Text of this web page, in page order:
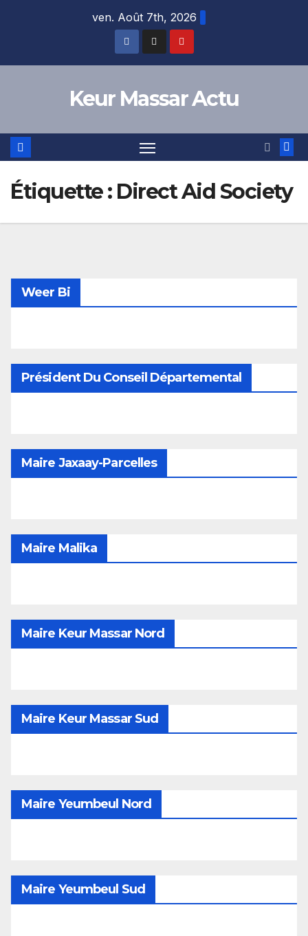
ven. Août 7th, 2026
Keur Massar Actu
Étiquette : Direct Aid Society
Weer Bi
Président Du Conseil Départemental
Maire Jaxaay-Parcelles
Maire Malika
Maire Keur Massar Nord
Maire Keur Massar Sud
Maire Yeumbeul Nord
Maire Yeumbeul Sud